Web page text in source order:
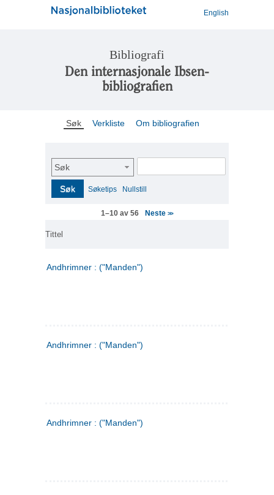
English
Bibliografi
Den internasjonale Ibsen-
bibliografien
Søk Verkliste Om bibliografien
Søk
Søk Søketips Nullstill
1–10 av 56 Neste>>
Tittel
Andhrimner : ("Manden")
Andhrimner : ("Manden")
Andhrimner : ("Manden")